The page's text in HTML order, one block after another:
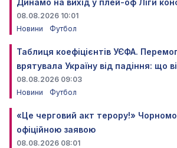
Динамо на вихід у плей-оф Ліги
08.08.2026 10:01
Новини
Футбол
Таблиця коефіцієнтів УЄФА.
врятувала Україну від падіння: що
08.08.2026 09:03
Новини
Футбол
«Це черговий акт терору!»
офіційною заявою
08.08.2026 08:01